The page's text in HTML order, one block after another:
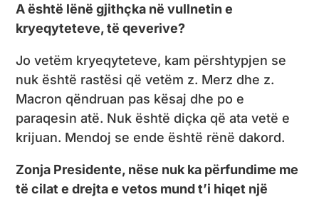
A është lënë gjithçka në vullnetin e
kryeqyteteve, të qeverive?
Jo vetëm kryeqyteteve, kam përshtypjen se
nuk është rastësi që vetëm z. Merz dhe z.
Macron qëndruan pas kësaj dhe po e
paraqesin atë. Nuk është diçka që ata vetë e
krijuan. Mendoj se ende është rënë dakord.
Zonja Presidente, nëse nuk ka përfundime me
të cilat e drejta e vetos mund t’i hiqet një